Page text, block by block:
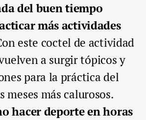
del buen tiempo
más actividades
este coctel de actividad
a surgir tópicos y
para la práctica del
meses más calurosos.
hacer deporte en horas